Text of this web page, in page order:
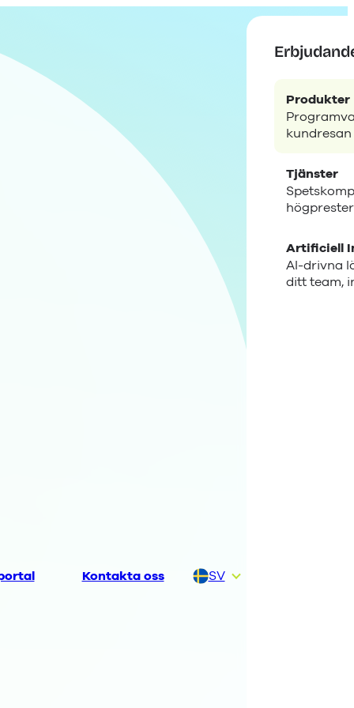
Kontakta oss
SV
Produkter
kundresan
Tjänster
Artificiell
AI-drivna
ditt team,